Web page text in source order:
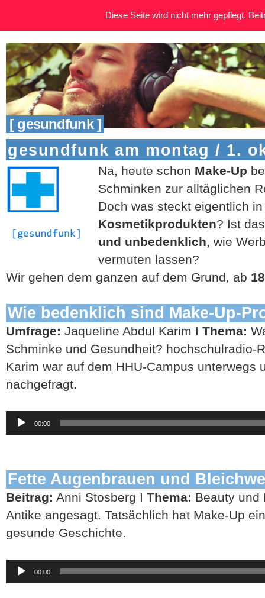
[ gesundfunk ]
gesundfunk am montag / 1.
Na, heute schon Make-Up
Schminken zur alltäglichen
Doch was steckt eigentlich
Kosmetikprodukten? Ist
und unbedenklich, wie
vermuten lassen?
Wir gehen dem ganzen auf dem Grund, ab
Wie bedenklich sind Make-Up-
Umfrage: Jaqueline Abdul Karim I Thema:
Schminke und Gesundheit? hochschulradio-
Karim war auf dem HHU-Campus unterwegs
nachgefragt.
Audio-
Player
00:00
Fette Augenbrauen und
Beitrag: Anni Stosberg I Thema: Beauty und
Antike angesagt. Tatsächlich hat Make-Up
gesunde Geschichte.
Audio-
Player
00:00
Diese Seite wird nicht mehr gepflegt.